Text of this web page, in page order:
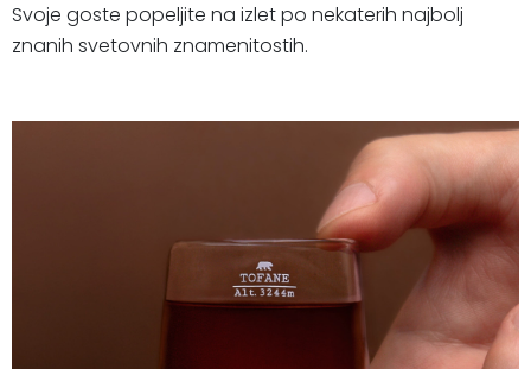
Svoje goste popeljite na izlet po nekaterih najbolj
znanih svetovnih znamenitostih.